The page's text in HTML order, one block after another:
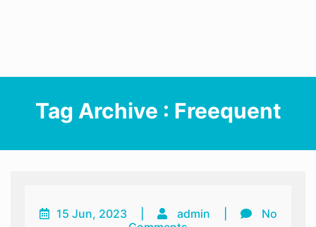
Tag Archive : Freequent
15 Jun, 2023 admin
No